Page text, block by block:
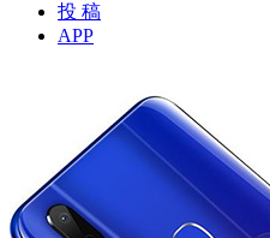
投 稿
APP